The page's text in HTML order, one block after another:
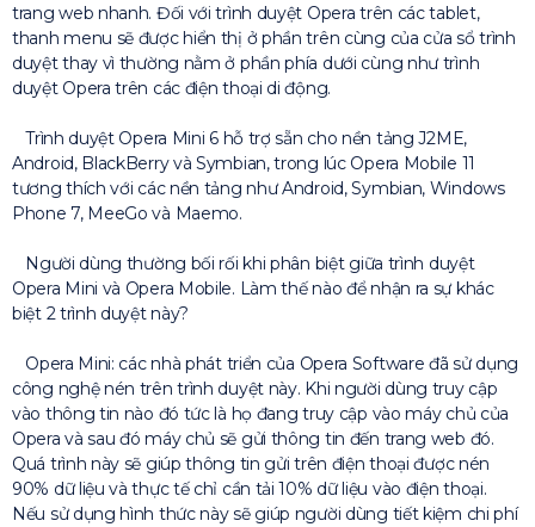
trang web nhanh. Đối với trình duyệt Opera trên các tablet,
thanh menu sẽ được hiển thị ở phần trên cùng của cửa sổ trình
duyệt thay vì thường nằm ở phần phía dưới cùng như trình
duyệt Opera trên các điện thoại di động.
Trình duyệt Opera Mini 6 hỗ trợ sẵn cho nền tảng J2ME,
Android, BlackBerry và Symbian, trong lúc Opera Mobile 11
tương thích với các nền tảng như Android, Symbian, Windows
Phone 7, MeeGo và Maemo.
Người dùng thường bối rối khi phân biệt giữa trình duyệt
Opera Mini và Opera Mobile. Làm thế nào để nhận ra sự khác
biệt 2 trình duyệt này?
Opera Mini: các nhà phát triển của Opera Software đã sử dụng
công nghệ nén trên trình duyệt này. Khi người dùng truy cập
vào thông tin nào đó tức là họ đang truy cập vào máy chủ của
Opera và sau đó máy chủ sẽ gửi thông tin đến trang web đó.
Quá trình này sẽ giúp thông tin gửi trên điện thoại được nén
90% dữ liệu và thực tế chỉ cần tải 10% dữ liệu vào điện thoại.
Nếu sử dụng hình thức này sẽ giúp người dùng tiết kiệm chi phí